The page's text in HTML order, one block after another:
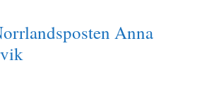
Anna